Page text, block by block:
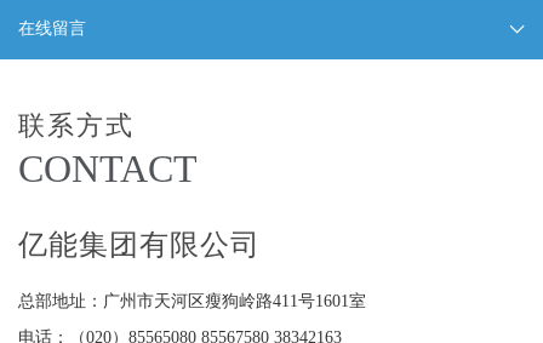
在线留言
联系方式
CONTACT
亿能集团有限公司
总部地址：广州市天河区瘦狗岭路411号1601室
电话：（020）85565080 85567580 38342163